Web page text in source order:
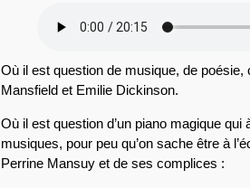
Où il est question de musique, de
Mansfield et Emilie Dickinson.
Où il est question d’un piano magique
musiques, pour peu qu’on sache être à
Perrine Mansuy et de ses complices :